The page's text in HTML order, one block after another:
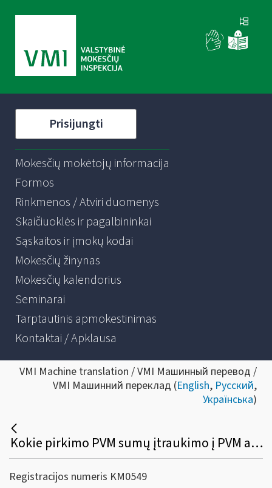
Prisijungti
Mokesčių mokėtojų informacija
Formos
Rinkmenos / Atviri duomenys
Skaičiuoklės ir pagalbininkai
Sąskaitos ir įmokų kodai
Mokesčių žinynas
Mokesčių kalendorius
Seminarai
Tarptautinis apmokestinimas
Kontaktai / Apklausa
VMI Machine translation / VMI Машинный перевод /
VMI Машинний переклад (English, Русский,
Українська)
Kokie pirkimo PVM sumų įtraukimo į PVM atskaitą reikalavimai yra taikomi?
Registracijos numeris KM0549